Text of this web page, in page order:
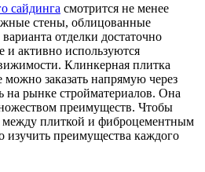
сайдинга смотрится не менее
стены, облицованные
отделки достаточно
и активно используются
Клинкерная плитка
можно заказать напрямую через
на рынке стройматериалов. Она
преимуществ. Чтобы
между плиткой и фиброцементным
изучить преимущества каждого